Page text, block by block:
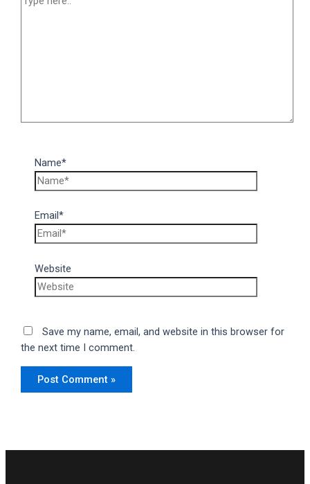
Name*
Email*
Website
Save my name, email, and website in this browser for
the next time I comment.